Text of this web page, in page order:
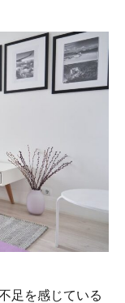
足を感じている